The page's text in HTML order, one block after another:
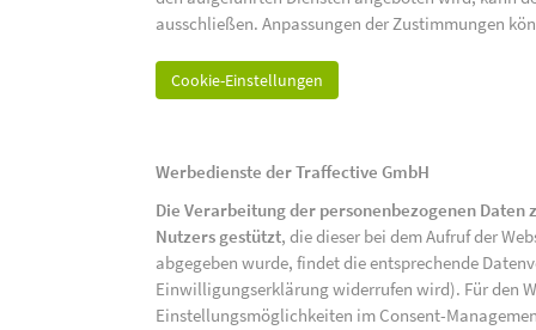
ausschließen. Anpassungen der Zustimmungen
Cookie-Einstellungen
Werbedienste der Traffective GmbH
Die Verarbeitung der personenbezogenen
Nutzers gestützt, die dieser bei dem Aufruf der
abgegeben wurde, findet die entsprechende
Einwilligungserklärung widerrufen wird). Für den
Einstellungsmöglichkeiten im Consent-